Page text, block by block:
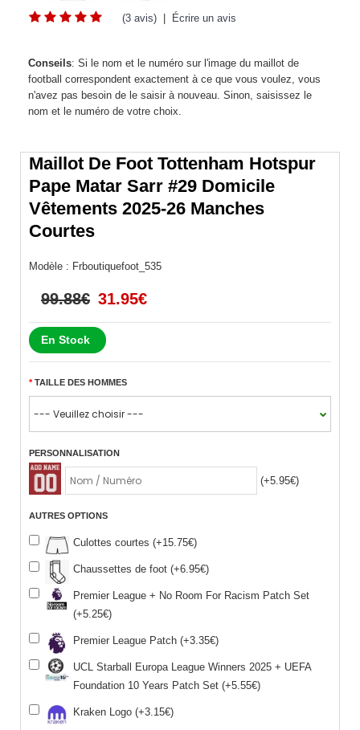
(3 avis) Écrire un avis
Conseils: Si le nom et le numéro sur l'image du maillot de
football correspondent exactement à ce que vous voulez, vous
n'avez pas besoin de le saisir à nouveau. Sinon, saisissez le
nom et le numéro de votre choix.
Maillot De Foot Tottenham Hotspur
Pape Matar Sarr #29 Domicile
Vêtements 2025-26 Manches
Courtes
Modèle : Frboutiquefoot_535
99.88€ 31.95€
En Stock
TAILLE DES HOMMES
PERSONNALISATION
(+5.95€)
AUTRES OPTIONS
Culottes courtes (+15.75€)
Chaussettes de foot (+6.95€)
Premier League + No Room For Racism Patch Set
(+5.25€)
Premier League Patch (+3.35€)
UCL Starball Europa League Winners 2025 + UEFA
Foundation 10 Years Patch Set (+5.55€)
Kraken Logo (+3.15€)